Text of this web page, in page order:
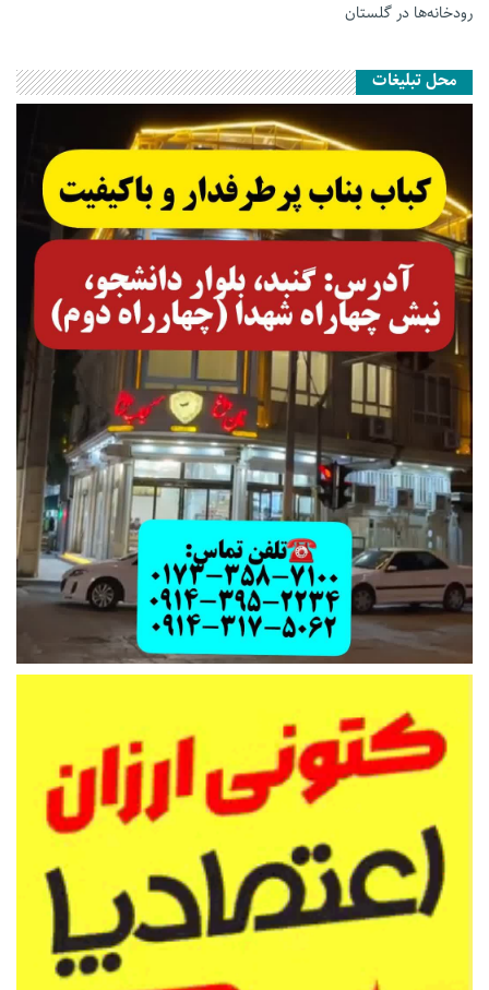
رودخانه‌ها در گلستان
محل تبلیغات